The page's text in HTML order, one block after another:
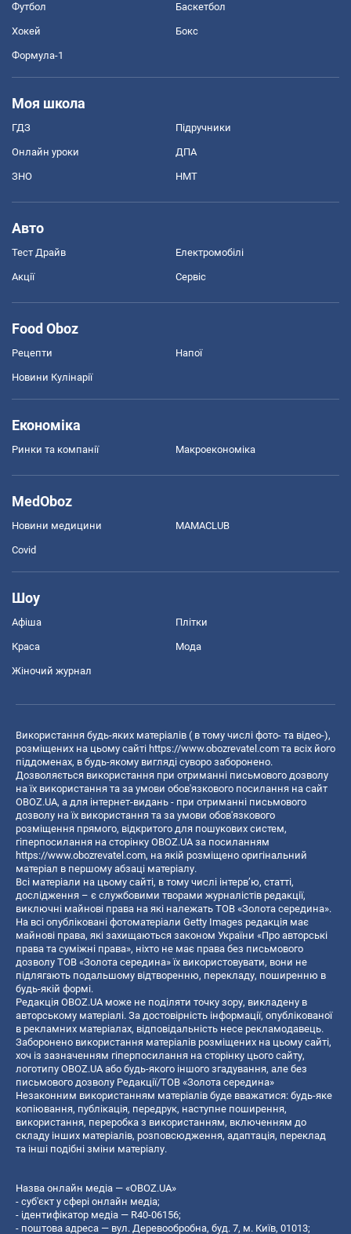
Футбол Баскетбол
Хокей Бокс
Формула-1
Моя школа
ГДЗ Підручники
Онлайн уроки ДПА
ЗНО НМТ
Авто
Тест Драйв Електромобілі
Акції Сервіс
Food Oboz
Рецепти Напої
Новини Кулінарії
Економіка
Ринки та компанії Макроекономіка
MedOboz
Новини медицини MAMACLUB
Covid
Шоу
Афіша Плітки
Краса Мода
Жіночий журнал
Використання будь-яких матеріалів ( в тому числі фото- та відео-),
розміщених на цьому сайті https://www.obozrevatel.com та всіх його
піддоменах, в будь-якому вигляді суворо заборонено.
Дозволяється використання при отриманні письмового дозволу
на їх використання та за умови обов'язкового посилання на сайт
OBOZ.UA, а для інтернет-видань - при отриманні письмового
дозволу на їх використання та за умови обов'язкового
розміщення прямого, відкритого для пошукових систем,
гіперпосилання на сторінку OBOZ.UA за посиланням
https://www.obozrevatel.com, на якій розміщено оригінальний
матеріал в першому абзаці матеріалу.
Всі матеріали на цьому сайті, в тому числі інтерв’ю, статті,
дослідження – є службовими творами журналістів редакції,
виключні майнові права на які належать ТОВ «Золота середина».
На всі опубліковані фотоматеріали Getty Images редакція має
майнові права, які захищаються законом України «Про авторські
права та суміжні права», ніхто не має права без письмового
дозволу ТОВ «Золота середина» їх використовувати, вони не
підлягають подальшому відтворенню, перекладу, поширенню в
будь-якій формі.
Редакція OBOZ.UA може не поділяти точку зору, викладену в
авторському матеріалі. За достовірність інформації, опублікованої
в рекламних матеріалах, відповідальність несе рекламодавець.
Заборонено використання матеріалів розміщених на цьому сайті,
хоч із зазначенням гіперпосилання на сторінку цього сайту,
логотипу OBOZ.UA або будь-якого іншого згадування, але без
письмового дозволу Редакції/ТОВ «Золота середина»
Незаконним використанням матеріалів буде вважатися: будь-яке
копiювання, публiкацiя, передрук, наступне поширення,
використання, переробка з використанням, включенням до
складу інших матеріалів, розповсюдження, адаптація, переклад
та інші подібні зміни матеріалу.
Назва онлайн медіа — «OBOZ.UA»
- суб'єкт у сфері онлайн медіа;
- ідентифікатор медіа — R40-06156;
- поштова адреса — вул. Деревообробна, буд. 7, м. Київ, 01013;